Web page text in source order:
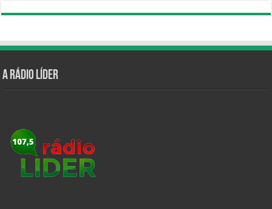
A Rádio Líder